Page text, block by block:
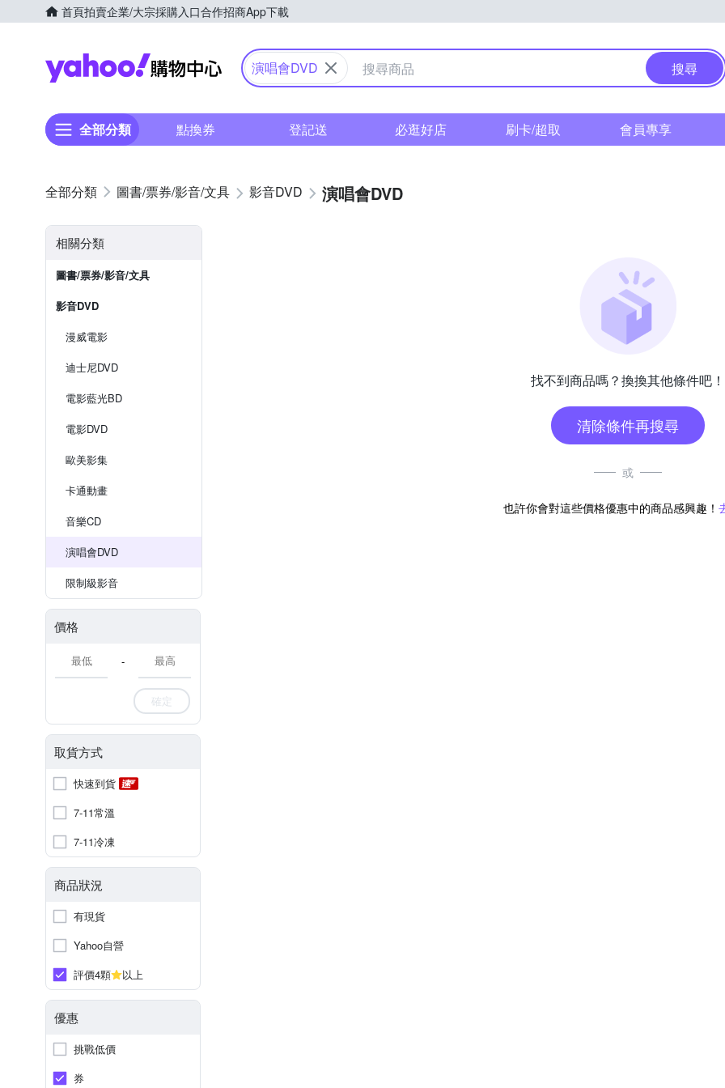
首頁拍賣企業/大宗採購入口合作招商App下載
Yahoo購物中心
演唱會DVD 搜尋
全部分類 點換券 登記送 必逛好店 刷卡/超取 會員專享
圖書/票券/影音/文具 影音DVD 演唱會DVD
相關分類
圖書/票券/影音/文具
影音DVD
漫威電影
迪士尼DVD
電影藍光BD
電影DVD
歐美影集
卡通動畫
音樂CD
演唱會DVD
限制級影音
價格
-
確定
取貨方式
快速到貨
7-11常溫
7-11冷凍
商品狀況
有現貨
Yahoo自營
評價4顆
以上
優惠
挑戰低價
券
找不到商品嗎？換換其他條件吧！
清除條件再搜尋
或
也許你會對這些價格優惠中的商品感興趣！